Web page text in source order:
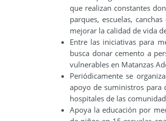
que realizan constantes
parques, escuelas,
mejorar la calidad de vida
Entre las iniciativas para
busca donar cemento a
vulnerables en Matanzas
Periódicamente se
apoyo de suministros para
hospitales de las
Apoya la educación por